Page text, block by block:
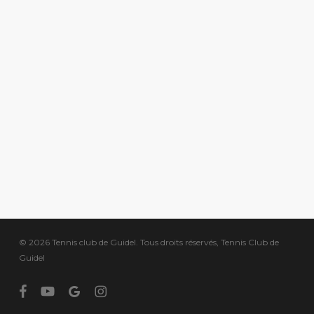
© 2026 Tennis club de Guidel. Tous droits réservés, Tennis Club de
Guidel